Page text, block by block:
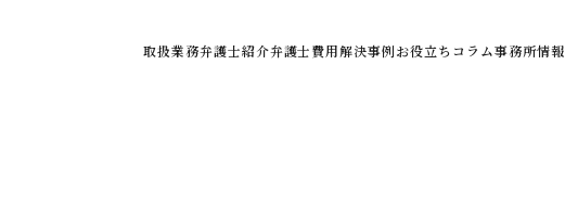
取扱業務弁護士紹介弁護士費用解決事例お役立ちコラム事務所情報